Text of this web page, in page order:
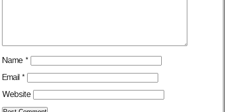
Name *
Email *
Website